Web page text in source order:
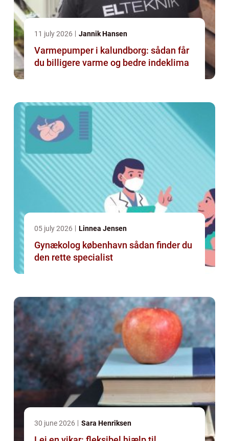
11 july 2026 Jannik Hansen
Varmepumper i kalundborg: sådan får
du billigere varme og bedre indeklima
05 july 2026 Linnea Jensen
Gynækolog københavn sådan finder du
den rette specialist
30 june 2026 Sara Henriksen